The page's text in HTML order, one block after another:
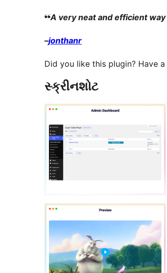
❛❛A very neat and efficient
–jonthanr
Did you like this plugin? Have
સ્ક્રીનશોટ